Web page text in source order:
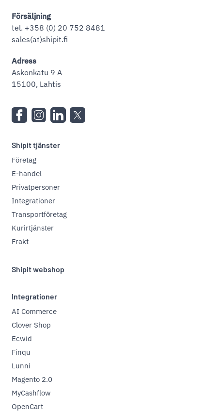
Försäljning
tel. +358 (0) 20 752 8481
sales(at)shipit.fi
Adress
Askonkatu 9 A
15100, Lahtis
Shipit tjänster
Företag
E-handel
Privatpersoner
Integrationer
Transportföretag
Kurirtjänster
Frakt
Shipit webshop
Integrationer
AI Commerce
Clover Shop
Ecwid
Finqu
Lunni
Magento 2.0
MyCashflow
OpenCart